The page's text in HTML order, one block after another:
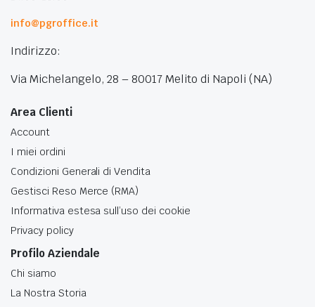
info@pgroffice.it
Indirizzo:
Via Michelangelo, 28 – 80017 Melito di Napoli (NA)
Area Clienti
Account
I miei ordini
Condizioni Generali di Vendita
Gestisci Reso Merce (RMA)
Informativa estesa sull’uso dei cookie
Privacy policy
Profilo Aziendale
Chi siamo
La Nostra Storia